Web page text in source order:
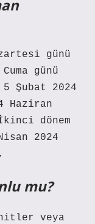
günü
günü
Şubat 2024
Haziran
dönem
2024
mu?
veya